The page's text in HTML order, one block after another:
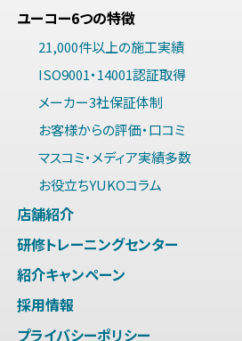
ユーコー6つの特徴
21,000件以上の施工実績
ISO9001・14001認証取得
メーカー3社保証体制
お客様からの評価・口コミ
マスコミ・メディア実績多数
お役立ちYUKOコラム
店舗紹介
研修トレーニングセンター
紹介キャンペーン
採用情報
プライバシーポリシー